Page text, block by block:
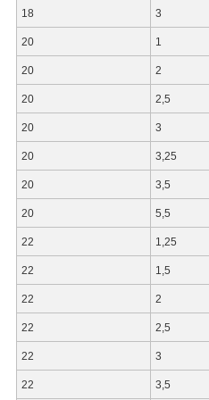
18 3
20 1
20 2
20 2,5
20 3
20 3,25
20 3,5
20 5,5
22 1,25
22 1,5
22 2
22 2,5
22 3
22 3,5